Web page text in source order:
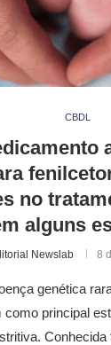
CBDL
no
alguns
Newslab 8
genética
como principal